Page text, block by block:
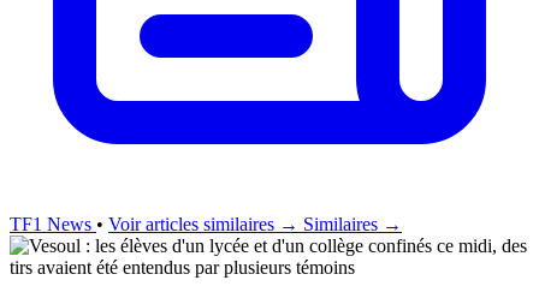
TF1 News • Voir articles similaires → Similaires →